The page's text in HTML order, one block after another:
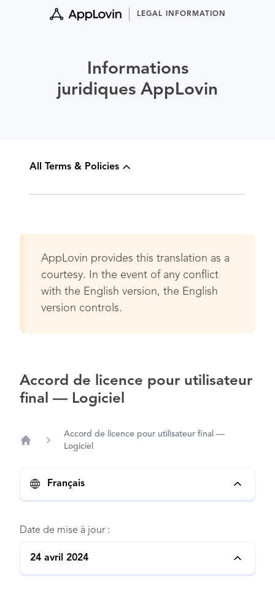
LEGAL INFORMATION
Informations
juridiques AppLovin
All Terms & Policies
AppLovin provides this translation as a
courtesy. In the event of any conflict
with the English version, the English
version controls.
Accord de licence pour utilisateur
final — Logiciel
Accord de licence pour utilisateur final —
Logiciel
Français
Date de mise à jour :
24 avril 2024